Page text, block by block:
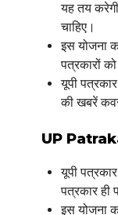
यह तय
चाहिए।
इस योजना
पत्रकारों को
यूपी
की खबरें
UP
यूपी
पत्रकार ही
इस योजना